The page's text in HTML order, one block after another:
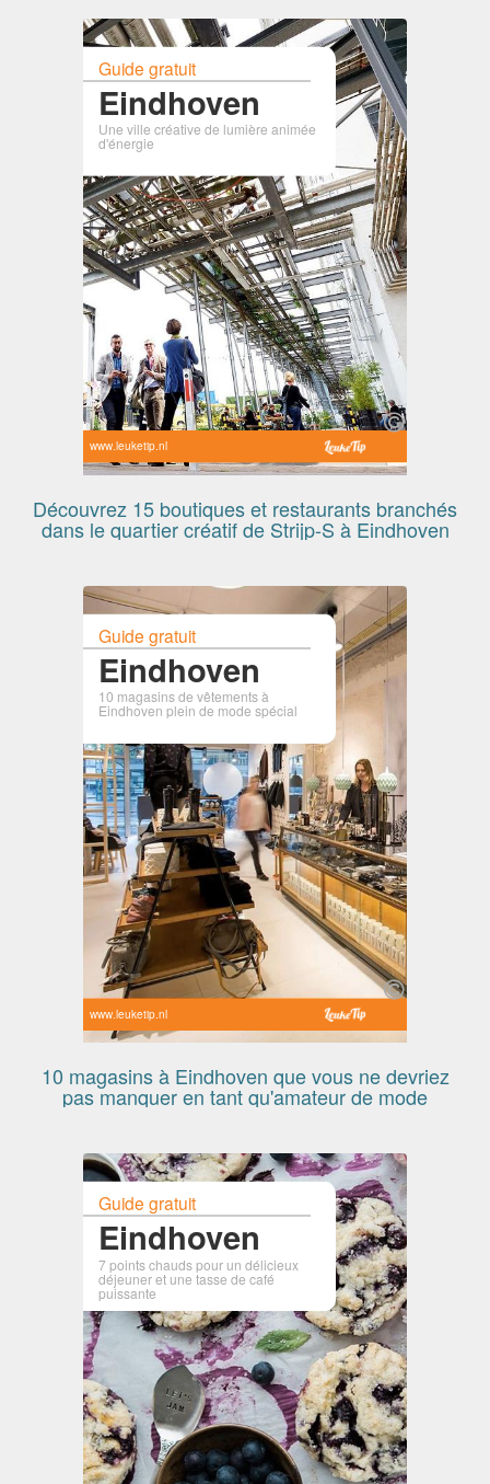
Guide gratuit
Eindhoven
Une ville créative de lumière animée
d'énergie
www.leuketip.nl
Découvrez 15 boutiques et restaurants branchés
dans le quartier créatif de Strijp-S à Eindhoven
Guide gratuit
Eindhoven
10 magasins de vêtements à
Eindhoven plein de mode spécial
www.leuketip.nl
10 magasins à Eindhoven que vous ne devriez
pas manquer en tant qu'amateur de mode
Guide gratuit
Eindhoven
7 points chauds pour un délicieux
déjeuner et une tasse de café
puissante